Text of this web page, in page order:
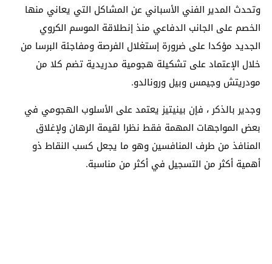
وتحدث المدير الفني الأسباني عن المشاكل التي يعاني منها
الخصم على الجانب الدفاعي منذ إنطلاقة الموسم الكروي
الجديد مؤكدا على ضرورة إستغلال الفرصة ومفاجئة البرسا من
خلال الإعتماد على تشكيلة هجومية مدريدية تضم كلا من
مودريتش وجيمس وبيل ورونالدو.
وجدير بالذكر ، فإن بينيتيز يعتمد على الأسلوب الهجومي في
بعض المواجهات المهمة فقط نظرا لقيمة الرهان ولإغلاق
المنافذ من طرف المنافسين وهو ما يجعل كسب النقاط ذو
أهمية أكثر من التسجيل في أكثر من مناسبة.